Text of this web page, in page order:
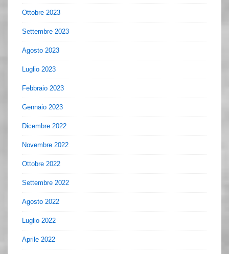
Ottobre 2023
Settembre 2023
Agosto 2023
Luglio 2023
Febbraio 2023
Gennaio 2023
Dicembre 2022
Novembre 2022
Ottobre 2022
Settembre 2022
Agosto 2022
Luglio 2022
Aprile 2022